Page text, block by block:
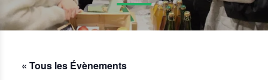
« Tous les Évènements